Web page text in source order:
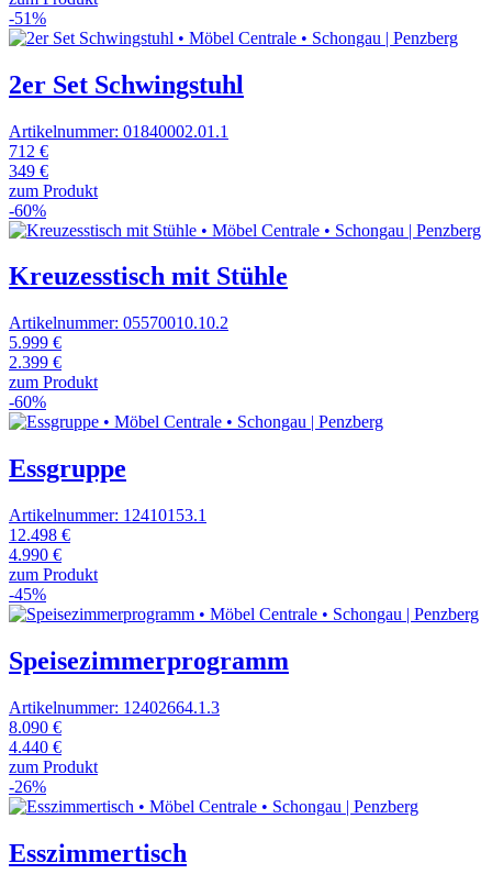
-51%
2er Set Schwingstuhl
Artikelnummer: 01840002.01.1
712 €
349 €
zum Produkt
-60%
Kreuzesstisch mit Stühle
Artikelnummer: 05570010.10.2
5.999 €
2.399 €
zum Produkt
-60%
Essgruppe
Artikelnummer: 12410153.1
12.498 €
4.990 €
zum Produkt
-45%
Speisezimmerprogramm
Artikelnummer: 12402664.1.3
8.090 €
4.440 €
zum Produkt
-26%
Esszimmertisch